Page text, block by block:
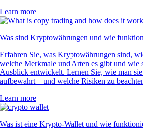
Learn more
Was sind Kryptowährungen und wie
Erfahren Sie, was Kryptowährungen sind,
welche Merkmale und Arten es gibt und wie
Ausblick entwickelt. Lernen Sie, wie man
aufbewahrt – und welche Risiken zu
Learn more
Was ist eine Krypto-Wallet und wie